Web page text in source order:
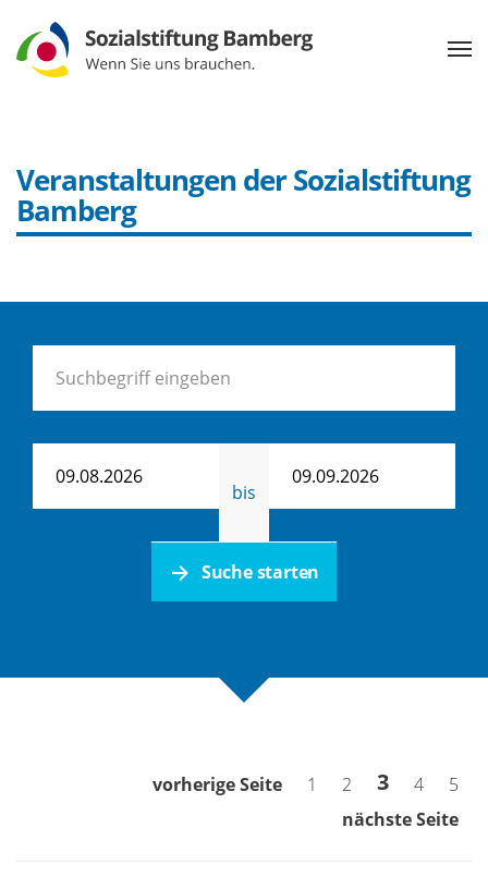
Veranstaltungen der Sozialstiftung
Bamberg
bis
Suche starten
vorherige Seite 1 2 3 4
5
nächste Seite